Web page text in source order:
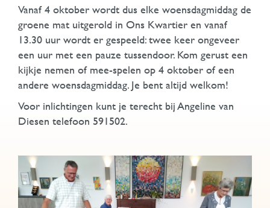
Vanaf 4 oktober wordt dus elke woensdagmiddag de
groene mat uitgerold in Ons Kwartier en vanaf
13.30 uur wordt er gespeeld: twee keer ongeveer
een uur met een pauze tussendoor. Kom gerust een
kijkje nemen of mee-spelen op 4 oktober of een
andere woensdagmiddag. Je bent altijd welkom!
Voor inlichtingen kunt je terecht bij Angeline van
Diesen telefoon 591502.